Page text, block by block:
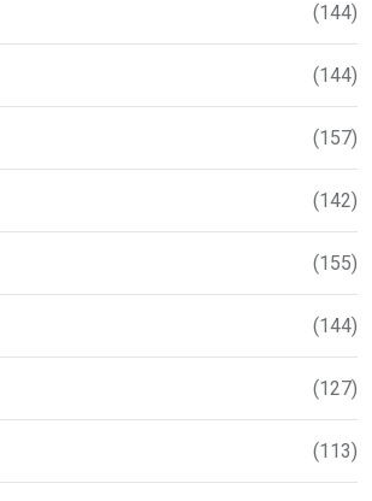
(144)
(144)
(157)
(142)
(155)
(144)
(127)
(113)